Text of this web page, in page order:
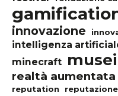
innovazione
intelligenza
minecraft musei
realtà aumentata
reputation reputazione